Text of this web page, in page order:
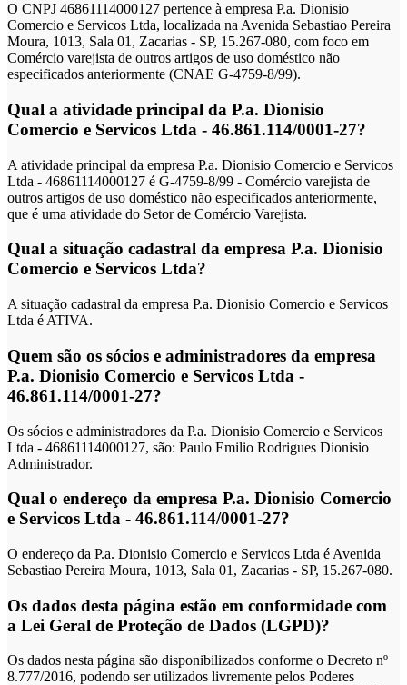
O CNPJ 46861114000127 pertence à empresa P.a. Dionisio
Comercio e Servicos Ltda, localizada na Avenida Sebastiao Pereira
Moura, 1013, Sala 01, Zacarias - SP, 15.267-080, com foco em
Comércio varejista de outros artigos de uso doméstico não
especificados anteriormente (CNAE G-4759-8/99).
Qual a atividade principal da P.a. Dionisio
Comercio e Servicos Ltda - 46.861.114/0001-27?
A atividade principal da empresa P.a. Dionisio Comercio e Servicos
Ltda - 46861114000127 é G-4759-8/99 - Comércio varejista de
outros artigos de uso doméstico não especificados anteriormente,
que é uma atividade do Setor de Comércio Varejista.
Qual a situação cadastral da empresa P.a. Dionisio
Comercio e Servicos Ltda?
A situação cadastral da empresa P.a. Dionisio Comercio e Servicos
Ltda é ATIVA.
Quem são os sócios e administradores da empresa
P.a. Dionisio Comercio e Servicos Ltda -
46.861.114/0001-27?
Os sócios e administradores da P.a. Dionisio Comercio e Servicos
Ltda - 46861114000127, são: Paulo Emilio Rodrigues Dionisio
Administrador.
Qual o endereço da empresa P.a. Dionisio Comercio
e Servicos Ltda - 46.861.114/0001-27?
O endereço da P.a. Dionisio Comercio e Servicos Ltda é Avenida
Sebastiao Pereira Moura, 1013, Sala 01, Zacarias - SP, 15.267-080.
Os dados desta página estão em conformidade com
a Lei Geral de Proteção de Dados (LGPD)?
Os dados nesta página são disponibilizados conforme o Decreto nº
8.777/2016, podendo ser utilizados livremente pelos Poderes